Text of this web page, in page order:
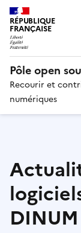
RÉPUBLIQUE
FRANÇAISE
Pôle open
Recourir et
numériques
DINUM